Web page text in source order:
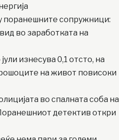
поранешните сопружници:
во заработката на
изнесува 0,1 отсто, на
на живот повисоки
во спалната соба на
детектив откри